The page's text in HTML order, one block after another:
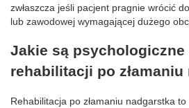
zwłaszcza jeśli pacjent pragnie wrócić
lub zawodowej wymagającej dużego
Jakie są psychologiczne
rehabilitacji po
Rehabilitacja po złamaniu nadgarstka